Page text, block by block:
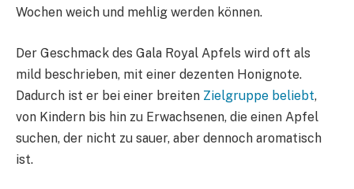
Wochen weich und mehlig werden können.
Der Geschmack des Gala Royal Apfels wird oft als
mild beschrieben, mit einer dezenten Honignote.
Dadurch ist er bei einer breiten Zielgruppe beliebt,
von Kindern bis hin zu Erwachsenen, die einen Apfel
suchen, der nicht zu sauer, aber dennoch aromatisch
ist.